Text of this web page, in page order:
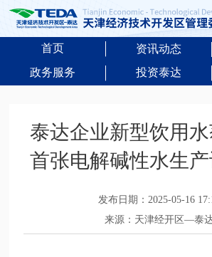
首页 资讯动态
政务服务
投资泰达
泰达企业新型饮用
首张电解碱性水生
发布日期：2025-05-16
来源：天津经开区—泰